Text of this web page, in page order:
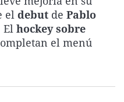
La rosa de los vientos
Gente viajera
Como el perro y el
Caso
Retornados
Equipo de
Extremadura
Galicia
La Rioja
Virales
Televisión
Elecciones
el debut de Pablo
El hockey sobre
el menú